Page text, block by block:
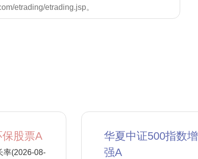
etrading/etrading.jsp。
股票A
率(2026-08-
华夏中证500指数增
强A